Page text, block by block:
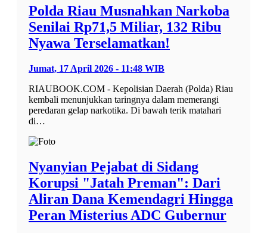
Polda Riau Musnahkan Narkoba
Senilai Rp71,5 Miliar, 132 Ribu
Nyawa Terselamatkan!
Jumat, 17 April 2026 - 11:48 WIB
RIAUBOOK.COM - Kepolisian Daerah (Polda) Riau
kembali menunjukkan taringnya dalam memerangi
peredaran gelap narkotika. Di bawah terik matahari
di…
Nyanyian Pejabat di Sidang
Korupsi "Jatah Preman": Dari
Aliran Dana Kemendagri Hingga
Peran Misterius ADC Gubernur